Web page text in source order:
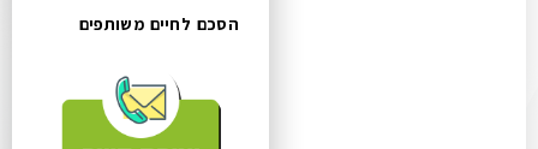
הסכם לחיים משותפים